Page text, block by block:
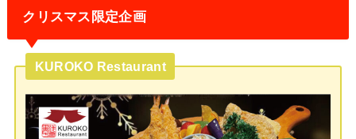
クリスマス限定企画
KUROKO Restaurant